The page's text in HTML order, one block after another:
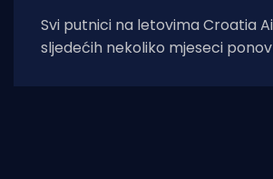
Svi putnici na letovima Croatia
sljedećih nekoliko mjeseci